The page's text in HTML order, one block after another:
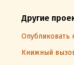
Другие
Опубликовать
Книжный